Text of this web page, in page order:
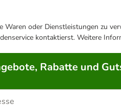
oder Dienstleistungen zu
kontaktierst. Weitere
Rabatte und